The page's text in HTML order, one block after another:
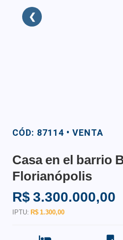
❮
CÓD: 87114 • VENTA
Casa en el barrio
Florianópolis
R$ 3.300.000,00
IPTU: R$ 1.300,00